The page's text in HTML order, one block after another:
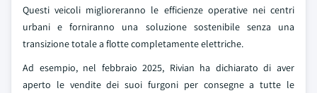
Questi veicoli miglioreranno le efficienze operative nei centri
urbani e forniranno una soluzione sostenibile senza una
transizione totale a flotte completamente elettriche.
Ad esempio, nel febbraio 2025, Rivian ha dichiarato di aver
aperto le vendite dei suoi furgoni per consegne a tutte le